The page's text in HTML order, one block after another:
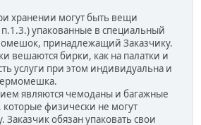
хранении могут быть вещи
п.1.3.) упакованные в специальный
принадлежащий Заказчику.
вешаются бирки, как на палатки и
услуги при этом индивидуальна и
являются чемоданы и багажные
которые физически не могут
Заказчик обязан упаковать свои